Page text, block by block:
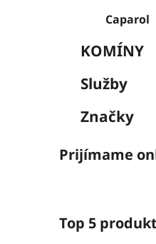
Caparol
KOMÍNY
Služby
Značky
Prijímame
Top 5